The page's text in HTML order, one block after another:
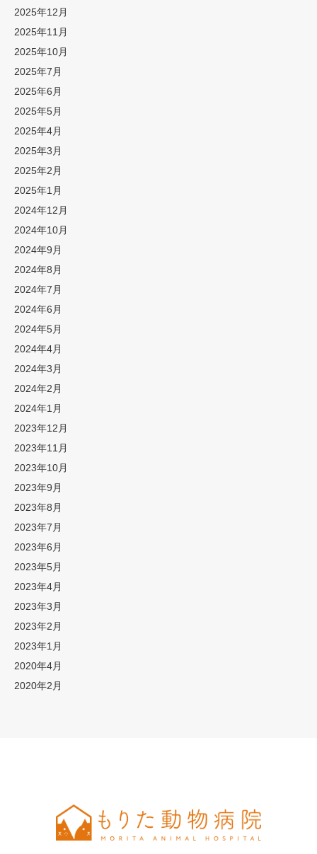
2025年12月
2025年11月
2025年10月
2025年7月
2025年6月
2025年5月
2025年4月
2025年3月
2025年2月
2025年1月
2024年12月
2024年10月
2024年9月
2024年8月
2024年7月
2024年6月
2024年5月
2024年4月
2024年3月
2024年2月
2024年1月
2023年12月
2023年11月
2023年10月
2023年9月
2023年8月
2023年7月
2023年6月
2023年5月
2023年4月
2023年3月
2023年2月
2023年1月
2020年4月
2020年2月